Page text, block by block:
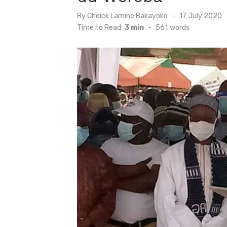
ByCheick Lamine Bakayoko
Posted
on
17 July 2020
Time to Read: 3 min - 561 words